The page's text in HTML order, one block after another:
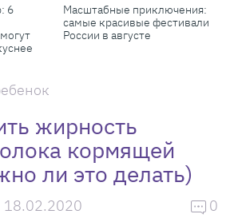
6
Масштабные приключения:
самые красивые фестивали
России в августе
жирность
кормящей
ли это делать)
18.02.2020 0